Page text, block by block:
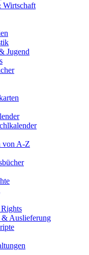
Wirtschaft
Jugend
von A-Z
& Auslieferung